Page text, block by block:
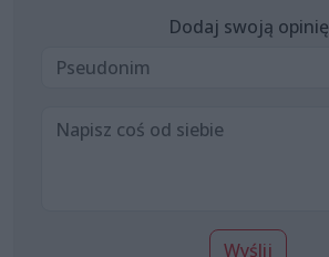
Dodaj swoją opinię
Wyślij